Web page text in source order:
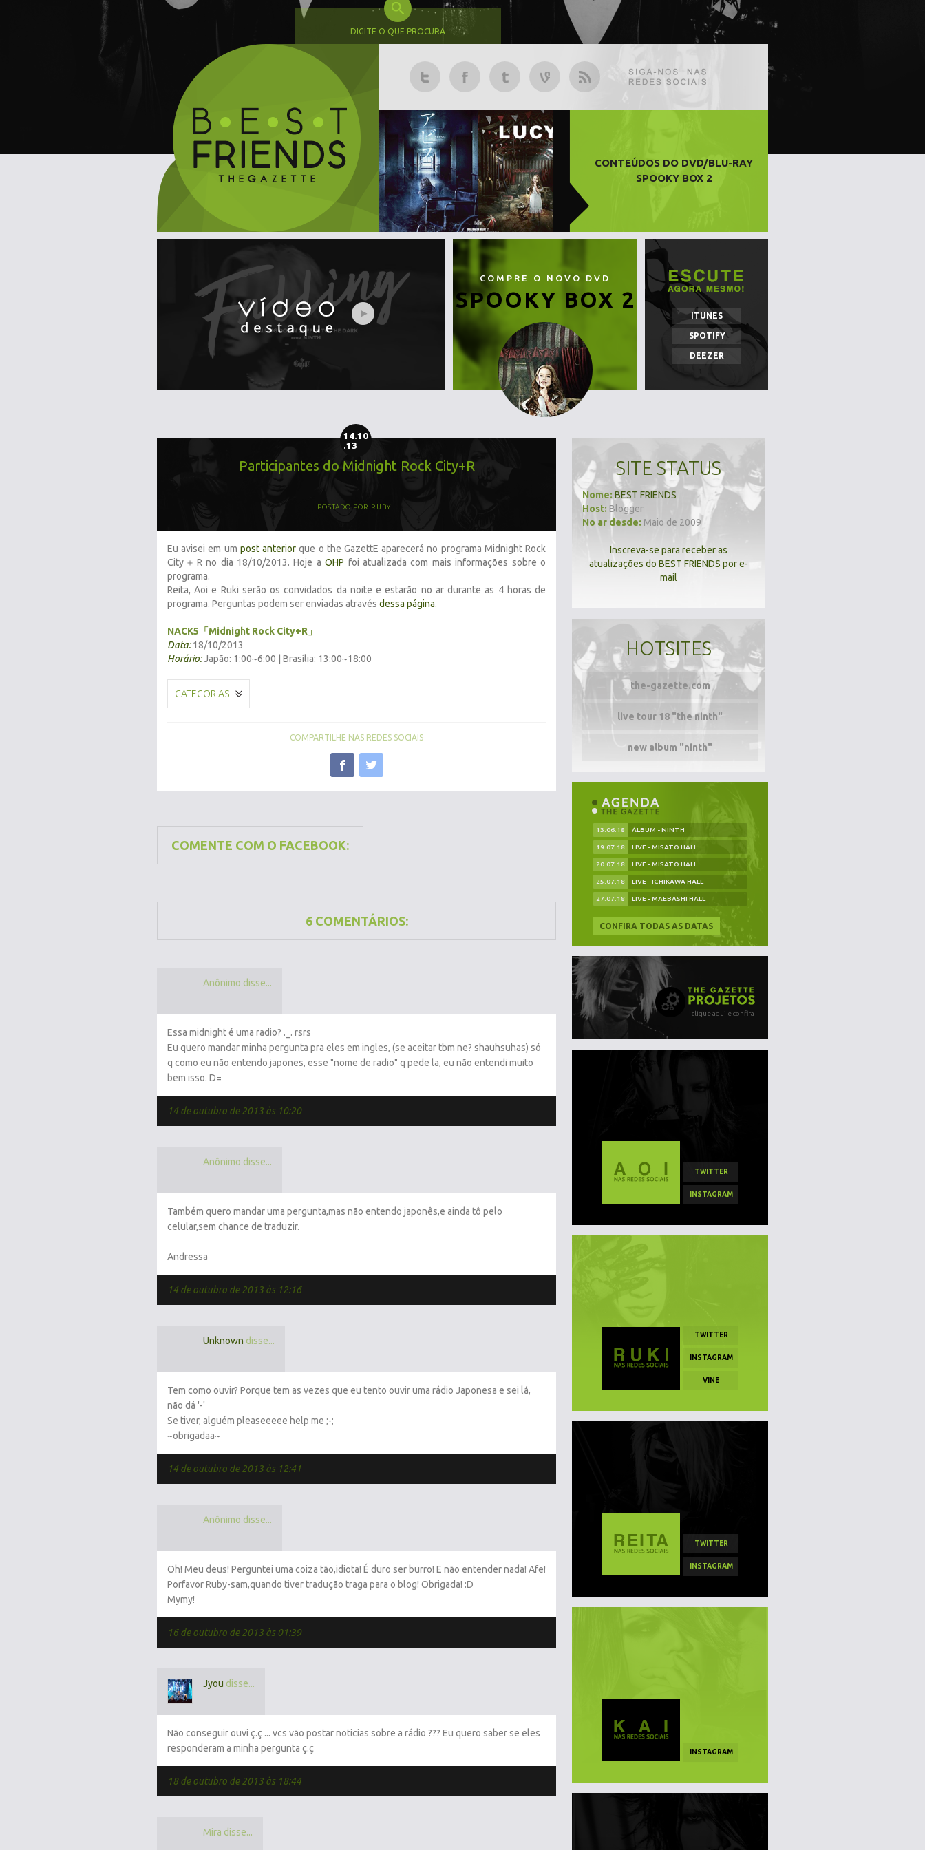
DIGITE O QUE PROCURA
CONTEÚDOS DO DVD/BLU-RAY
SPOOKY BOX 2
COMPRE O NOVO DVD
SPOOKY BOX 2
ITUNES
SPOTIFY
DEEZER
14.10
.13
Participantes do Midnight Rock City+R
POSTADO POR RUBY
Eu avisei em um post anterior que o the GazettE aparecerá no programa Midnight Rock
City＋R no dia 18/10/2013. Hoje aOHP foi atualizada com mais informações sobre o
programa.
Reita, Aoi e Ruki serão os convidados da noite e estarão no ar durante as 4 horas de
programa. Perguntas podem ser enviadas através dessa página.
NACK5「Midnight Rock City+R」
Data:18/10/2013
Horário:Japão: 1:00~6:00 | Brasília: 13:00~18:00
CATEGORIAS
COMPARTILHE NAS REDES SOCIAIS
COMENTE COM O FACEBOOK:
6 COMENTÁRIOS:
Anônimo disse...
Essa midnight é uma radio? ._. rsrs
Eu quero mandar minha pergunta pra eles em ingles, (se aceitar tbm ne? shauhsuhas) só
q como eu não entendo japones, esse "nome de radio" q pede la, eu não entendi muito
bem isso. D=
14 de outubro de 2013 às 10:20
Anônimo disse...
Também quero mandar uma pergunta,mas não entendo japonês,e ainda tô pelo
celular,sem chance de traduzir.
Andressa
14 de outubro de 2013 às 12:16
Unknown disse...
Tem como ouvir? Porque tem as vezes que eu tento ouvir uma rádio Japonesa e sei lá,
não dá '-'
Se tiver, alguém pleaseeeee help me ;-;
~obrigadaa~
14 de outubro de 2013 às 12:41
Anônimo disse...
Oh! Meu deus! Perguntei uma coiza tão,idiota! É duro ser burro! E não entender nada! Afe!
Porfavor Ruby-sam,quando tiver tradução traga para o blog! Obrigada! :D
Mymy!
16 de outubro de 2013 às 01:39
Jyou disse...
Não conseguir ouvi ç.ç ... vcs vão postar noticias sobre a rádio ??? Eu quero saber se eles
responderam a minha pergunta ç.ç
18 de outubro de 2013 às 18:44
Mira disse...
SITE STATUS
Nome: BEST FRIENDS
Host: Blogger
No ar desde: Maio de 2009
Inscreva-se para receber as
atualizações do BEST FRIENDS por e-
mail
HOTSITES
the-gazette.com
live tour 18 "the ninth"
new album "ninth"
13.06.18 ÁLBUM - NINTH
19.07.18 LIVE - MISATO HALL
20.07.18 LIVE - MISATO HALL
25.07.18 LIVE - ICHIKAWA HALL
27.07.18 LIVE - MAEBASHI HALL
CONFIRA TODAS AS DATAS
clique aqui e confira
TWITTER
INSTAGRAM
TWITTER
INSTAGRAM
VINE
TWITTER
INSTAGRAM
INSTAGRAM